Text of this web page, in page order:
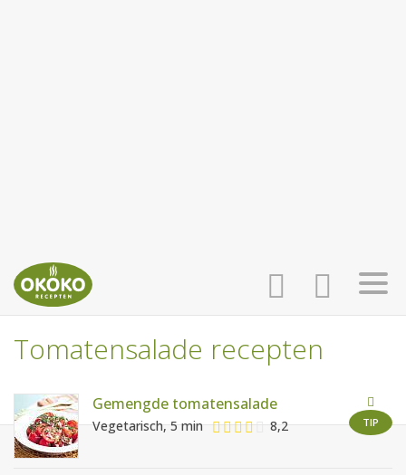
INLOGGEN
AANMELDEN
HOME
RECEPTEN
Tomatensalade recepten
TIP
Gemengde tomatensalade
Vegetarisch, 5 min 8,2